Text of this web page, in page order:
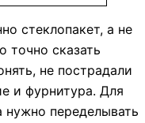
стеклопакет, а не
точно сказать
не пострадали
и фурнитура. Для
нужно переделывать